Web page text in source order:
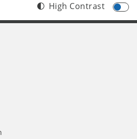
High Contrast